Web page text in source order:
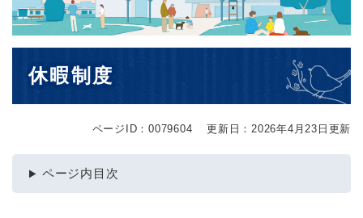
休暇制度
ページID：0079604 更新日：2026年4月23日更新
ページ内目次